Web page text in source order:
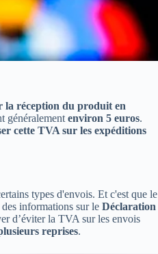
la réception du produit en
généralement environ 5 euros.
cette TVA sur les expéditions
types d'envois. Et c'est que le
informations sur le Déclaration
d’éviter la TVA sur les envois
reprises.